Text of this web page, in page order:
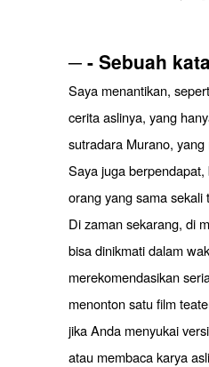
─ - Sebuah
Saya menantikan,
cerita aslinya, yang
sutradara Murano,
Saya juga
orang yang sama sekali
Di zaman sekarang, di
bisa dinikmati dalam
merekomendasikan
menonton satu film
jika Anda menyukai
atau membaca karya